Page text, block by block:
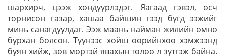
шархирч, цээж хөндүүрлэдэг. Яагаад гэвэл, өсч
торнисон газар, хашаа байшин гээд бүгд ээжийг
минь санагдуулдаг. Ээж маань найман жилийн өмнө
бурхан болсон. Түүнээс хойш өөрийнхөө хэмжээнд
буян хийж, зөв мөртэй явахын төлөө л зүтгэж байна.